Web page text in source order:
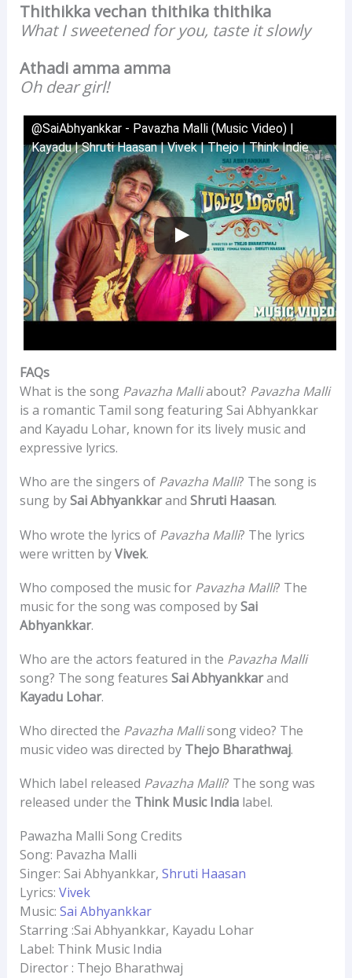
Thithikka vechan thithika thithika
What I sweetened for you, taste it slowly
Athadi amma amma
Oh dear girl!
@SaiAbhyankkar - Pavazha Malli (Music Video) |
Kayadu | Shruti Haasan | Vivek | Thejo | Think Indie
FAQs
What is the song Pavazha Malliabout? Pavazha Malli
is a romantic Tamil song featuring Sai Abhyankkar
and Kayadu Lohar, known for its lively music and
expressive lyrics.
Who are the singers of Pavazha Malli? The song is
sung bySai Abhyankkarand Shruti Haasan.
Who wrote the lyrics of Pavazha Malli? The lyrics
were written byVivek.
Who composed the music for Pavazha Malli? The
music for the song was composed bySai
Abhyankkar.
Who are the actors featured in the Pavazha Malli
song? The song features Sai Abhyankkarand
Kayadu Lohar.
Who directed the Pavazha Mallisong video? The
music video was directed by Thejo Bharathwaj.
Which label released Pavazha Malli? The song was
released under the Think Music Indialabel.
Pawazha Malli Song Credits
Song: Pavazha Malli
Singer: Sai Abhyankkar, Shruti Haasan
Lyrics: Vivek
Music: Sai Abhyankkar
Starring :Sai Abhyankkar, Kayadu Lohar
Label: Think Music India
Director : Thejo Bharathwaj